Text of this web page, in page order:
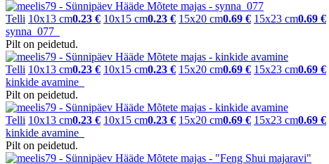
Telli 10x13 cm0.23 € 10x15 cm0.23 € 15x20 cm0.69 € 15x23 cm0.69 €
synna_077
Pilt on peidetud.
Telli 10x13 cm0.23 € 10x15 cm0.23 € 15x20 cm0.69 € 15x23 cm0.69 €
kinkide avamine
Pilt on peidetud.
Telli 10x13 cm0.23 € 10x15 cm0.23 € 15x20 cm0.69 € 15x23 cm0.69 €
kinkide avamine
Pilt on peidetud.